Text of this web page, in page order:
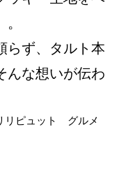
らず、タルト本
んな想いが伝わ